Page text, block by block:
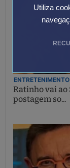
Utiliza
ENTRETENIMENTO
Ratinho vai
postagem so...